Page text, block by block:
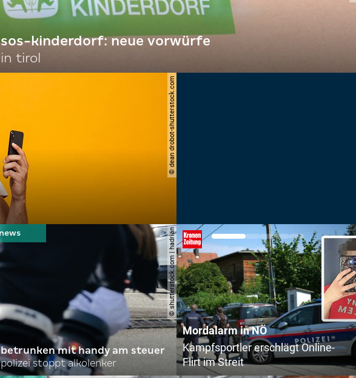
sos-kinderdorf: neue vorwürfe
in tirol
© dean drobot-shutterstock.com
© shutterstock.com | hadrian
betrunken mit handy am steuer
polizei stoppt alkolenker
Nächste Abhör-Affäre:
SPÖ und ÖVP wollen die Causa
Lederer aussitzen